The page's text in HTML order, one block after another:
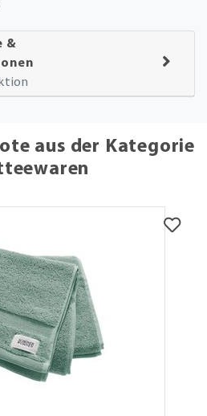
&
aus der Kategorie